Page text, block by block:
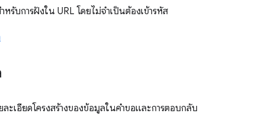
รับการฝังใน URL โดยไม่จำเป็นต้องเข้ารหัส
ะเอียดโครงสร้างของข้อมูลในคำขอและการตอบกลับ